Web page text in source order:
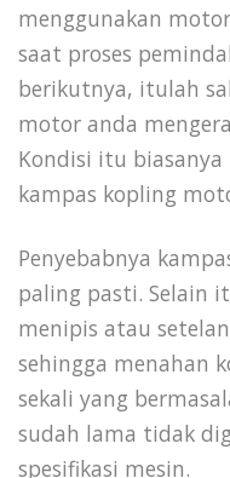
menggunakan
saat proses
berikutnya, itulah
motor anda
Kondisi itu
kampas kopling
Penyebabnya
paling pasti. Selain
menipis atau
sehingga menahan
sekali yang
sudah lama tidak
spesifikasi mesin.